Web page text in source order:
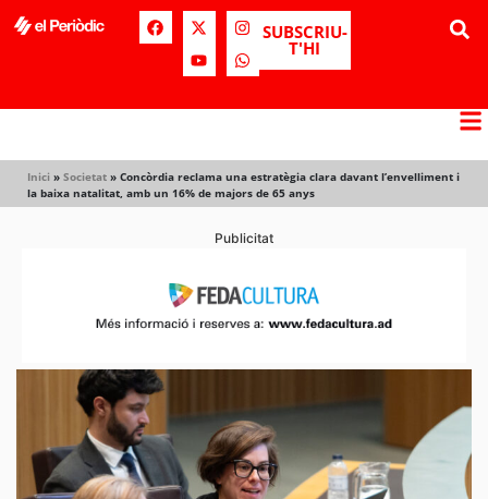
SUBSCRIU-
T'HI
Inici » Societat » Concòrdia reclama una estratègia clara davant l’envelliment i
la baixa natalitat, amb un 16% de majors de 65 anys
Publicitat